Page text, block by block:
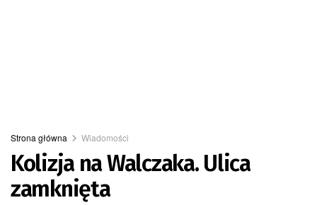
Strona główna Wiadomości
Kolizja na Walczaka. Ulica
zamknięta